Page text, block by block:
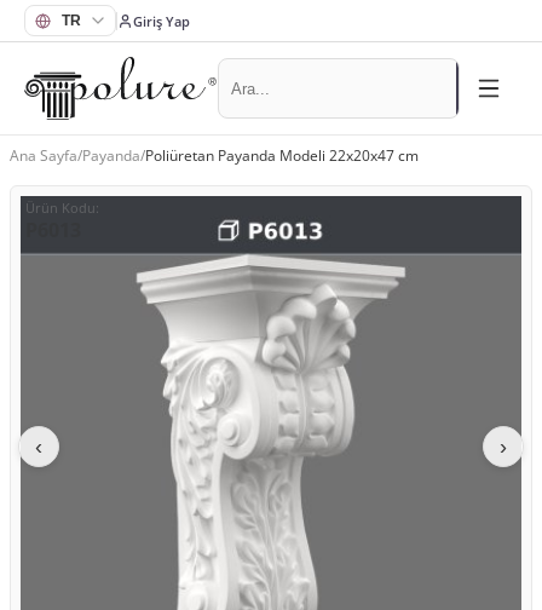
Giriş Yap
Ana Sayfa/Payanda/Poliüretan Payanda Modeli 22x20x47 cm
Ürün Kodu:
‹ ›